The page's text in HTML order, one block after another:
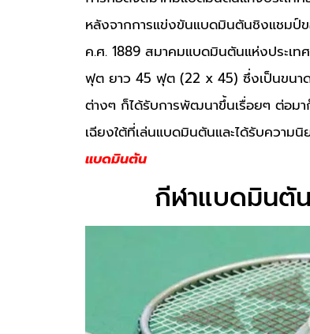
หลังจากการแข่งขันแบดมินตันชิงแชมป์
ค.ศ. 1889 สมาคมแบดมินตันแห่งประเ
ฟุต ยาว 45 ฟุต (22 x 45) ซึ่งเป็นขนา
ต่างๆ ก็ได้รับการพัฒนาขึ้นเรื่อยๆ ต่อมา
เฉียงใต้ที่เล่นแบดมินตันและได้รับความ
แบดมินตัน
กีฬาแบดมินตั